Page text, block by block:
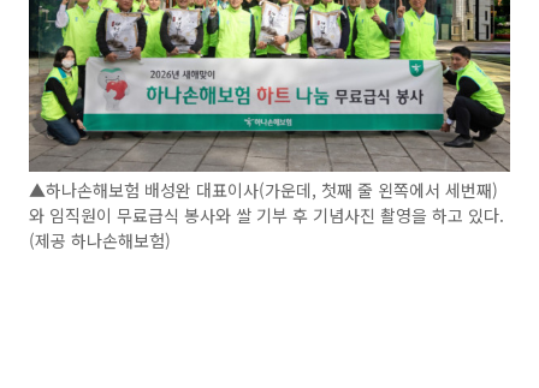
▲하나손해보험 배성완 대표이사(가운데, 첫째 줄 왼쪽에서 세번째)
와 임직원이 무료급식 봉사와 쌀 기부 후 기념사진 촬영을 하고 있다.
(제공 하나손해보험)